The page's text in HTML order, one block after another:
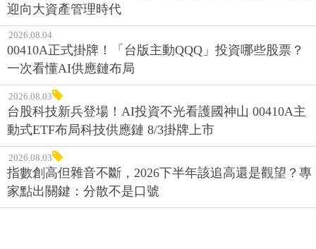
迎向大資產管理時代
2026.08.04
00410A正式掛牌！「台版主動QQQ」投資哪些股票？
一次看懂AI供應鏈布局
2026.08.03
台股科技新兵登場！AI投資不光看護國神山 00410A主
動式ETF布局科技供應鏈 8/3掛牌上市
2026.08.03
指數創高但雜音不斷，2026下半年該追高還是觀望？專
家點出關鍵：分散不是口號